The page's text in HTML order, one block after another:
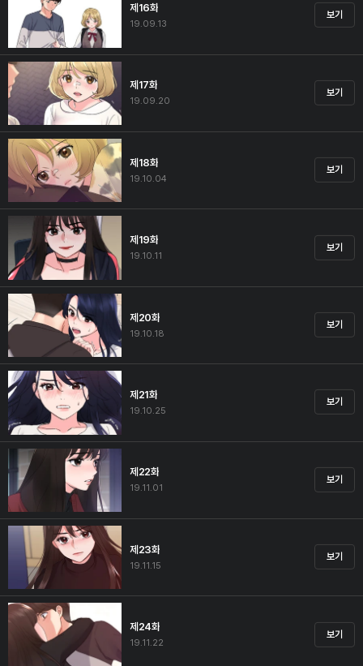
제16화
19.09.13
보기
제17화
19.09.20
보기
제18화
19.10.04
보기
제19화
19.10.11
보기
제20화
19.10.18
보기
제21화
19.10.25
보기
제22화
19.11.01
보기
제23화
19.11.15
보기
제24화
19.11.22
보기